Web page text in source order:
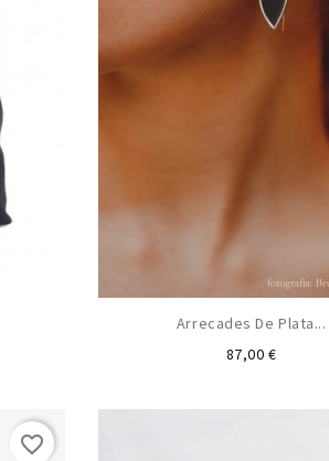
Arrecades De Plata...
87,00 €Preu
favorite_border